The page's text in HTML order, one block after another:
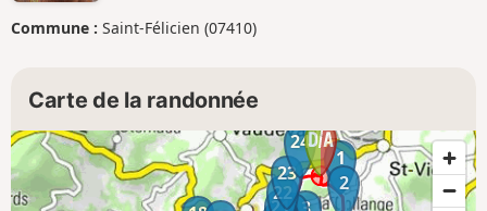
Commune : Saint-Félicien (07410)
Carte de la randonnée
1
2
22
23
24